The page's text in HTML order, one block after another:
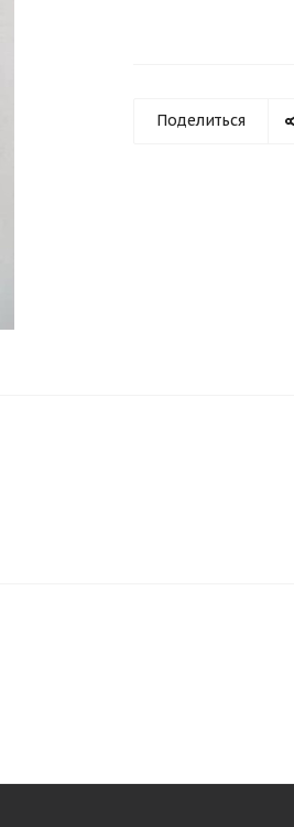
Поделиться